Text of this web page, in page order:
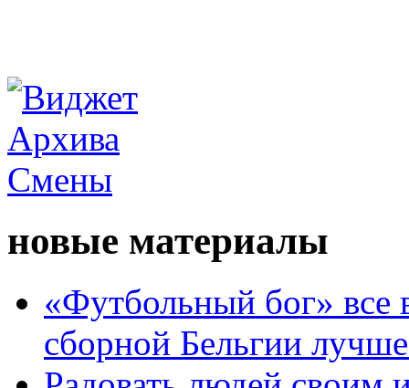
новые материалы
«Футбольный бог» все
сборной Бельгии